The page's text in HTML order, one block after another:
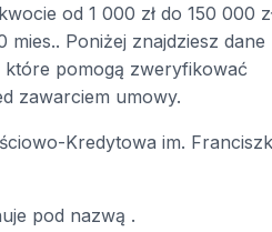
od 1 000 zł do 150 000
mies.. Poniżej znajdziesz dane
pomogą zweryfikować
zawarciem umowy.
Kredytowa im.
pod nazwą .